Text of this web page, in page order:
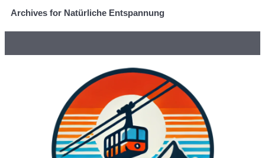
Archives for Natürliche Entspannung